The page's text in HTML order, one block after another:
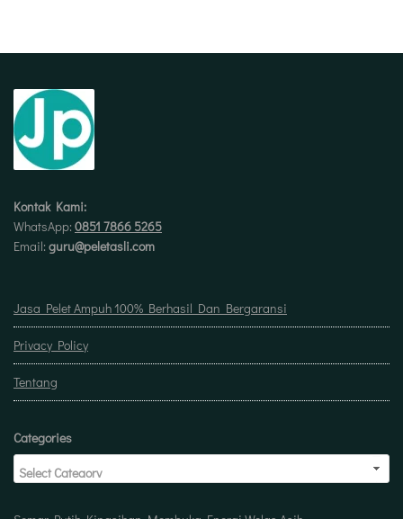
Kontak Kami:
WhatsApp: 0851 7866 5265
Email: guru@peletasli.com
Jasa Pelet Ampuh 100% Berhasil Dan Bergaransi
Privacy Policy
Tentang
Categories